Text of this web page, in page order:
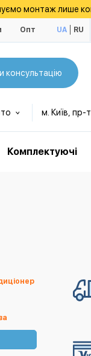
монтаж лише
Опт UA RU
консультацію
м. Київ, пр-
Комплектуючі